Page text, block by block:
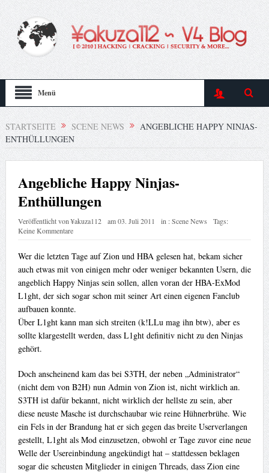
Menü
STARTSEITE SCENE NEWS
ANGEBLICHE HAPPY NINJAS-
ENTHÜLLUNGEN
Angebliche Happy Ninjas-
Enthüllungen
Veröffentlicht von¥akuza112 am03. Juli 2011 in :Scene News
Tags:
Keine Kommentare
Wer die letzten Tage auf Zion und HBA gelesen hat, bekam sicher
auch etwas mit von einigen mehr oder weniger bekannten Usern, die
angeblich Happy Ninjas sein sollen, allen voran der HBA-ExMod
L1ght, der sich sogar schon mit seiner Art einen eigenen Fanclub
aufbauen konnte.
Über L1ght kann man sich streiten (k!LLu mag ihn btw), aber es
sollte klargestellt werden, dass L1ght definitiv nicht zu den Ninjas
gehört.
Doch anscheinend kam das bei S3TH, der neben „Administrator“
(nicht dem von B2H) nun Admin von Zion ist, nicht wirklich an.
S3TH ist dafür bekannt, nicht wirklich der hellste zu sein, aber
diese neuste Masche ist durchschaubar wie reine Hühnerbrühe. Wie
ein Fels in der Brandung hat er sich gegen das breite Userverlangen
gestellt, L1ght als Mod einzusetzen, obwohl er Tage zuvor eine neue
Welle der Usereinbindung angekündigt hat – stattdessen beklagen
sogar die scheusten Mitglieder in einigen Threads, dass Zion eine